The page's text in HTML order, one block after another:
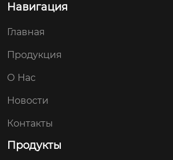
Навигация
Главная
Продукция
О Hас
Новости
Контакты
Продукты